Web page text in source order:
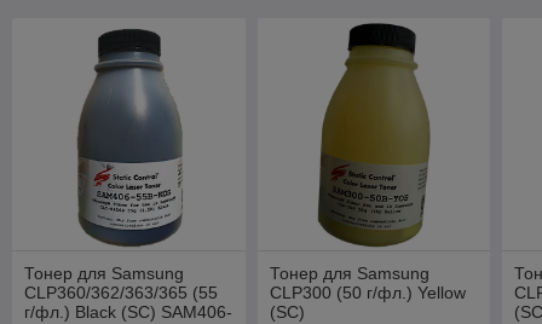
Тонер для Samsung
CLP360/362/363/365 (55
г/фл.) Black (SC) SAM406-
Тонер для Samsung
CLP300 (50 г/фл.) Yellow
(SC)